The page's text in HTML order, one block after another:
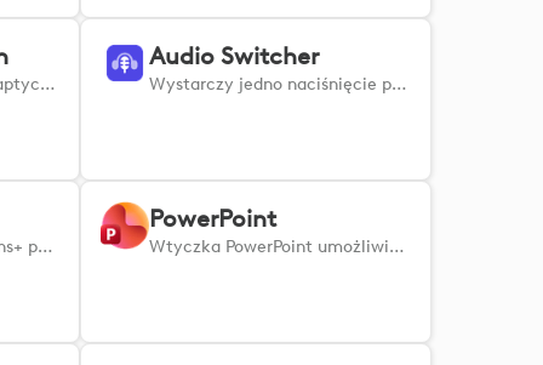
Interfejs API dla silnika haptycznego myszy MX Master 4. Uzyskaj haptyczne sygnały zwrotne z dowolnej obsługującej tę funkcję strony internetowej. Wtyczka Haptic Web Plugin umożliwia programistom internetowym wyzwalanie haptycznych sygnałów zwrotnych w myszy MX Master 4 z dowolnej strony internetowej lub aplikacji internetowej. - Interfejs API REST i WebSocket ułatwiające integrację - Protokół HTTPS z ważnym certyfikatem SSL dla localhost - Nie wymaga żadnej konfiguracji Wtyczka ta działa w tle i nie wykonuje żadnych czynności z własnej inicjatywy, dopóki nie zostanie uruchomiona przez aplikację internetową.
Audio Switcher
Wystarczy jedno naciśnięcie przycisku na obsługiwanym urządzeniu, aby przełączać urządzenia wyjściowe i wejściowe dźwięku w systemie Windows.
Wtyczka Excel dla Options+ pozwala sprawnie nawigować, edytować i organizować arkusze kalkulacyjne.
PowerPoint
Wtyczka PowerPoint umożliwia usprawnienie prezentacji poprzez zarządzanie slajdami i formatowanie treści.